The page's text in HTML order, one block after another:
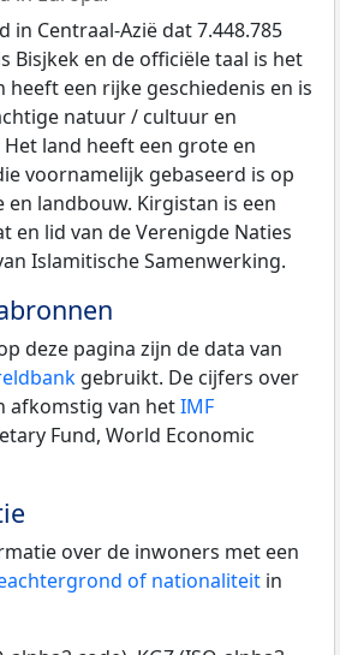
in Centraal-Azië dat 7.448.785
Bisjkek en de officiële taal is het
heeft een rijke geschiedenis en is
natuur / cultuur en
land heeft een grote en
voornamelijk gebaseerd is op
landbouw. Kirgistan is een
en lid van de Verenigde Naties
Islamitische Samenwerking.
deze pagina zijn de data van
gebruikt. De cijfers over
afkomstig van hetIMF
Fund, World Economic
over de inwoners met een
of nationaliteit in